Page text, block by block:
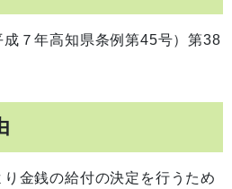
７年高知県条例第45号）第38
金銭の給付の決定を行うため